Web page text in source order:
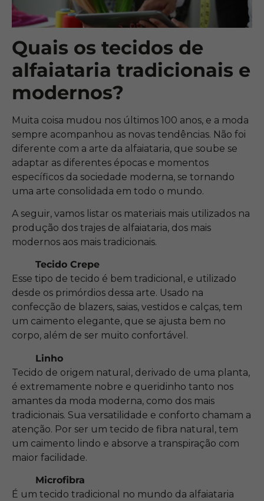
Quais os tecidos de
alfaiataria tradicionais e
modernos?
Muita coisa mudou nos últimos 100 anos, e a moda
sempre acompanhou as novas tendências. Não foi
diferente com a arte da alfaiataria, que soube se
adaptar as diferentes épocas e momentos
específicos da sociedade moderna, se tornando
uma arte consolidada em todo o mundo.
A seguir, vamos listar os materiais mais utilizados na
produção dos trajes de alfaiataria, dos mais
modernos aos mais tradicionais.
Tecido Crepe
Esse tipo de tecido é bem tradicional, e utilizado
desde os primórdios dessa arte. Usado na
confecção de blazers, saias, vestidos e calças, tem
um caimento elegante, que se ajusta bem no
corpo, além de ser muito confortável.
Linho
Tecido de origem natural, derivado de uma planta,
é extremamente nobre e queridinho tanto nos
amantes da moda moderna, como dos mais
tradicionais. Sua versatilidade e conforto chamam a
atenção. Por ser um tecido de fibra natural, tem
um caimento lindo e absorve a transpiração com
maior facilidade.
Microfibra
É um tecido tradicional no mundo da alfaiataria